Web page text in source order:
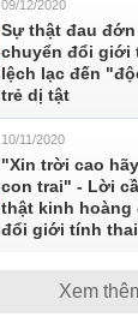
09/12/2020
Sự thật đau
chuyển đổi giới
lệch lạc đến
trẻ dị tật
10/11/2020
"Xin trời cao
con trai" - Lời
thật kinh hoàng
đổi giới tính
Xem